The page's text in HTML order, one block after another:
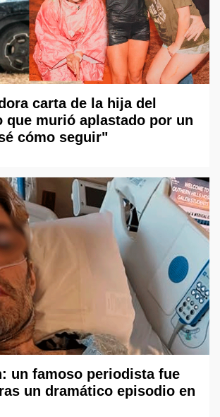
carta de la hija del
que murió aplastado por un
cómo seguir"
un famoso periodista fue
un dramático episodio en